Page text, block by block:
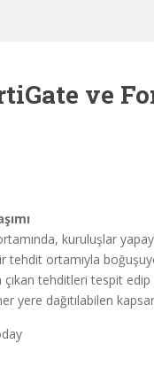
ve
kuruluşlar
ortamıyla
tehditleri tespit
yere dağıtılabilen